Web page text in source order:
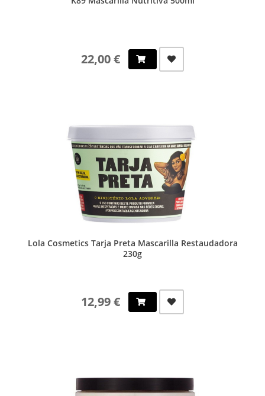
22,00 €
Lola Cosmetics Tarja Preta Mascarilla Restaudadora
230g
12,99 €